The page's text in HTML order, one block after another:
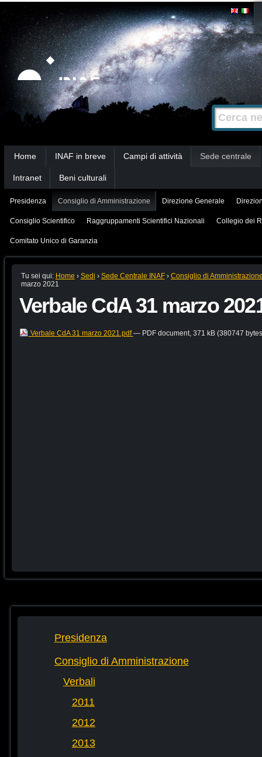
Strumenti
personali
Salta
contenuti.
|
Salta
alla
navigazione
Cerca nel
Ricerca
avanzata…
Home INAF in breve Campi di attività Sede centrale
Intranet Beni culturali
Presidenza Consiglio di Amministrazione Direzione Generale
Consiglio Scientifico Raggruppamenti Scientifici Nazionali Collegio dei
Comitato Unico di Garanzia
Tu sei qui: Home › Sedi › Sede Centrale INAF › Consiglio di
marzo 2021
Verbale CdA 31 marzo
Verbale CdA 31 marzo 2021.pdf— PDF document, 371 kB (380747
Presidenza
Consiglio di Amministrazione
Verbali
2011
2012
2013